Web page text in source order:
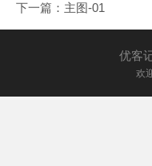
下一篇： 主图-01
优客
欢